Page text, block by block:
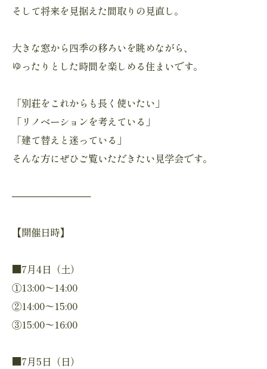
そして将来を見据えた間取りの見直し。
大きな窓から四季の移ろいを眺めながら、
ゆったりとした時間を楽しめる住まいです。
「別荘をこれからも長く使いたい」
「リノベーションを考えている」
「建て替えと迷っている」
そんな方にぜひご覧いただきたい見学会です。
────────────
【開催日時】
■7月4日（土）
①13:00〜14:00
②14:00〜15:00
③15:00〜16:00
■7月5日（日）